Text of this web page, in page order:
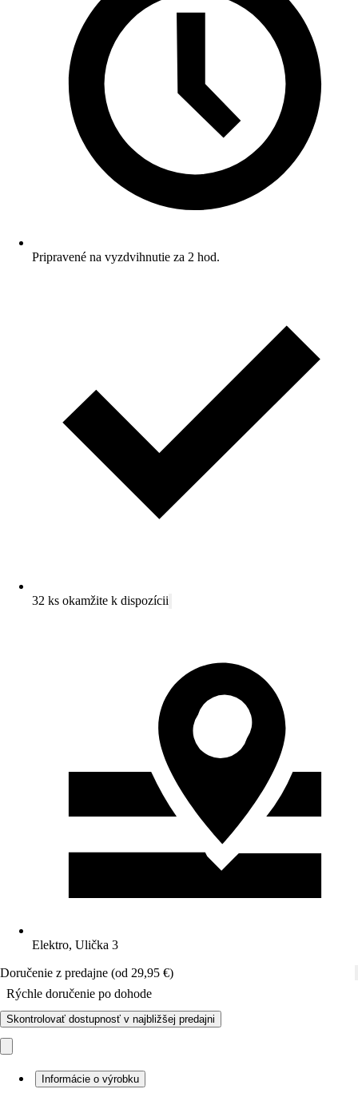
Pripravené na vyzdvihnutie za 2 hod.
32 ks okamžite k dispozícii
Elektro, Ulička 3
Doručenie z predajne (od 29,95 €)
Rýchle doručenie po dohode
Skontrolovať dostupnosť v najbližšej predajni
Informácie o výrobku